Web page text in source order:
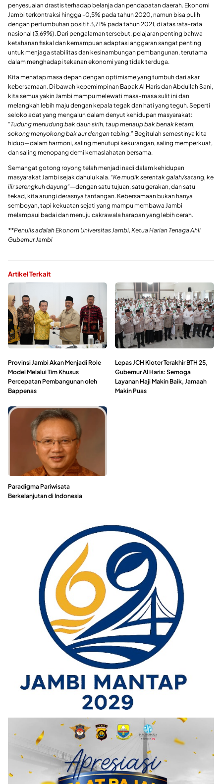
penyesuaian drastis terhadap belanja dan pendapatan daerah. Ekonomi
Jambi terkontraksi hingga -0,5% pada tahun 2020, namun bisa pulih
dengan pertumbuhan positif 3,71% pada tahun 2021, di atas rata-rata
nasional (3,69%). Dari pengalaman tersebut, pelajaran penting bahwa
ketahanan fiskal dan kemampuan adaptasi anggaran sangat penting
untuk menjaga stabilitas dan kesinambungan pembangunan, terutama
dalam menghadapi tekanan ekonomi yang tidak terduga.
Kita menatap masa depan dengan optimisme yang tumbuh dari akar
kebersamaan. Di bawah kepemimpinan Bapak Al Haris dan Abdullah Sani,
kita semua yakin Jambi mampu melewati masa-masa sulit ini dan
melangkah lebih maju dengan kepala tegak dan hati yang teguh. Seperti
seloko adat yang mengalun dalam denyut kehidupan masyarakat:
“Tudung menudung bak daun sirih, taup menaup bak benak ketam,
sokong menyokong bak aur dengan tebing.” Begitulah semestinya kita
hidup—dalam harmoni, saling menutupi kekurangan, saling memperkuat,
dan saling menopang demi kemaslahatan bersama.
Semangat gotong royong telah menjadi nadi dalam kehidupan
masyarakat Jambi sejak dahulu kala.“Ke mudik serentak galah/satang, ke
ilir serengkuh dayung”—dengan satu tujuan, satu gerakan, dan satu
tekad, kita arungi derasnya tantangan. Kebersamaan bukan hanya
semboyan, tapi kekuatan sejati yang mampu membawa Jambi
melampaui badai dan menuju cakrawala harapan yang lebih cerah.
**Penulis adalah Ekonom Universitas Jambi, Ketua Harian Tenaga Ahli
Gubernur Jambi
Artikel Terkait
Provinsi Jambi Akan Menjadi Role
Model Melalui Tim Khusus
Percepatan Pembangunan oleh
Bappenas
Lepas JCH Kloter Terakhir BTH 25,
Gubernur Al Haris: Semoga
Layanan Haji Makin Baik, Jamaah
Makin Puas
Paradigma Pariwisata
Berkelanjutan di Indonesia